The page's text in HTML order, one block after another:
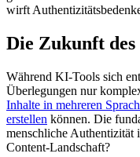
wirft
Die Zukunft
Während KI-Tools sich
Überlegungen nur
Inhalte in mehreren
erstellen können. Die
menschliche Authentizität
Content-Landschaft?